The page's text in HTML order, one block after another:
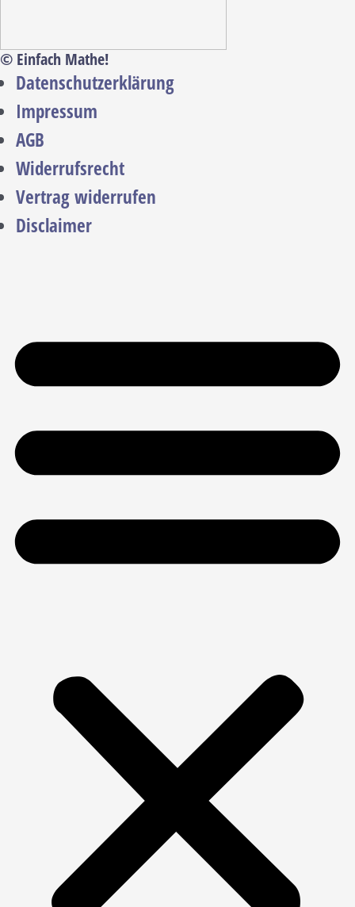
© Einfach Mathe!
Datenschutzerklärung
Impressum
AGB
Widerrufsrecht
Vertrag widerrufen
Disclaimer